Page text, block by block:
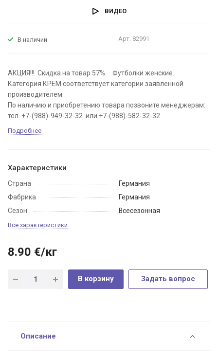
ВИДЕО
В наличии Арт. 82991
АКЦИЯ!!! Скидка на товар 57%. Футболки женские..
Категория КРЕМ соответствует категории заявленной
производителем.
По наличию и приобретению товара позвоните менеджерам:
тел. +7-(988)-949-32-32 или +7-(988)-582-32-32.
Подробнее
Характеристики
Страна
Германия
Фабрика
Германия
Сезон
Всесезонная
Все характеристики
8.90 €/кг
В корзину Задать вопрос
Описание